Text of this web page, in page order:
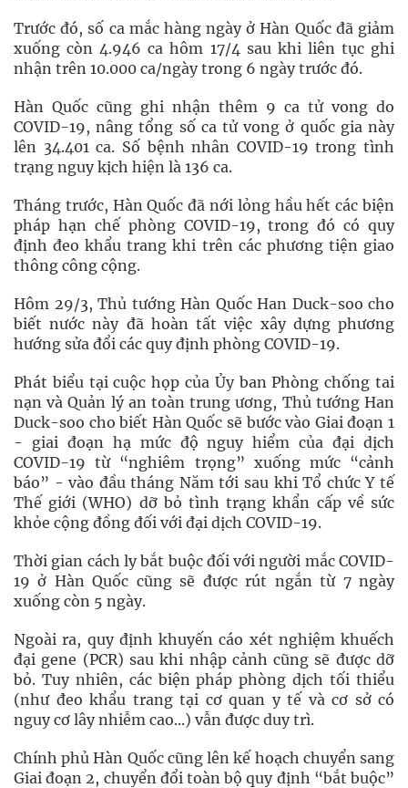
Trước đó, số ca mắc hàng ngày ở Hàn Quốc đã giảm
xuống còn 4.946 ca hôm 17/4 sau khi liên tục ghi
nhận trên 10.000 ca/ngày trong 6 ngày trước đó.
Hàn Quốc cũng ghi nhận thêm 9 ca tử vong do
COVID-19, nâng tổng số ca tử vong ở quốc gia này
lên 34.401 ca. Số bệnh nhân COVID-19 trong tình
trạng nguy kịch hiện là 136 ca.
Tháng trước, Hàn Quốc đã nới lỏng hầu hết các biện
pháp hạn chế phòng COVID-19, trong đó có quy
định đeo khẩu trang khi trên các phương tiện giao
thông công cộng.
Hôm 29/3, Thủ tướng Hàn Quốc Han Duck-soo cho
biết nước này đã hoàn tất việc xây dựng phương
hướng sửa đổi các quy định phòng COVID-19.
Phát biểu tại cuộc họp của Ủy ban Phòng chống tai
nạn và Quản lý an toàn trung ương, Thủ tướng Han
Duck-soo cho biết Hàn Quốc sẽ bước vào Giai đoạn 1
- giai đoạn hạ mức độ nguy hiểm của đại dịch
COVID-19 từ “nghiêm trọng” xuống mức “cảnh
báo” - vào đầu tháng Năm tới sau khi Tổ chức Y tế
Thế giới (WHO) dỡ bỏ tình trạng khẩn cấp về sức
khỏe cộng đồng đối với đại dịch COVID-19.
Thời gian cách ly bắt buộc đối với người mắc COVID-
19 ở Hàn Quốc cũng sẽ được rút ngắn từ 7 ngày
xuống còn 5 ngày.
Ngoài ra, quy định khuyến cáo xét nghiệm khuếch
đại gene (PCR) sau khi nhập cảnh cũng sẽ được dỡ
bỏ. Tuy nhiên, các biện pháp phòng dịch tối thiểu
(như đeo khẩu trang tại cơ quan y tế và cơ sở có
nguy cơ lây nhiễm cao...) vẫn được duy trì.
Chính phủ Hàn Quốc cũng lên kế hoạch chuyển sang
Giai đoạn 2, chuyển đổi toàn bộ quy định “bắt buộc”